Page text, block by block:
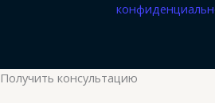
Получить консультацию